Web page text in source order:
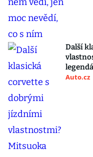
Další
Auto.cz